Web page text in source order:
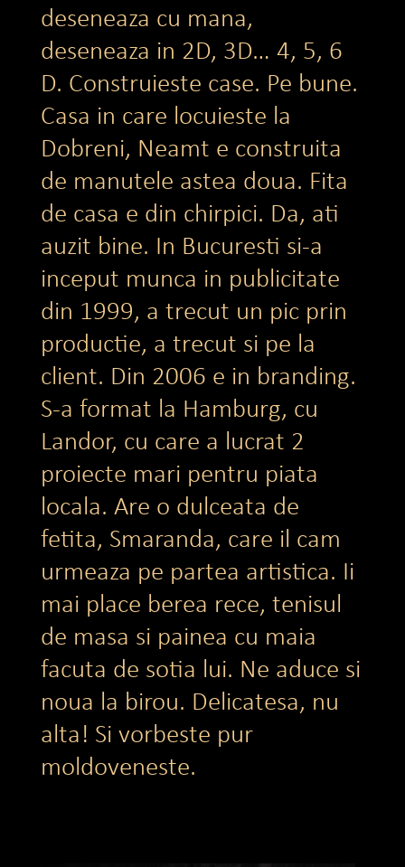
deseneaza cu mana,
deseneaza in 2D, 3D… 4, 5, 6
D. Construieste case. Pe bune.
Casa in care locuieste la
Dobreni, Neamt e construita
de manutele astea doua. Fita
de casa e din chirpici. Da, ati
auzit bine. In Bucuresti si-a
inceput munca in publicitate
din 1999, a trecut un pic prin
productie, a trecut si pe la
client. Din 2006 e in branding.
S-a format la Hamburg, cu
Landor, cu care a lucrat 2
proiecte mari pentru piata
locala. Are o dulceata de
fetita, Smaranda, care il cam
urmeaza pe partea artistica. Ii
mai place berea rece, tenisul
de masa si painea cu maia
facuta de sotia lui. Ne aduce si
noua la birou. Delicatesa, nu
alta! Si vorbeste pur
moldoveneste.